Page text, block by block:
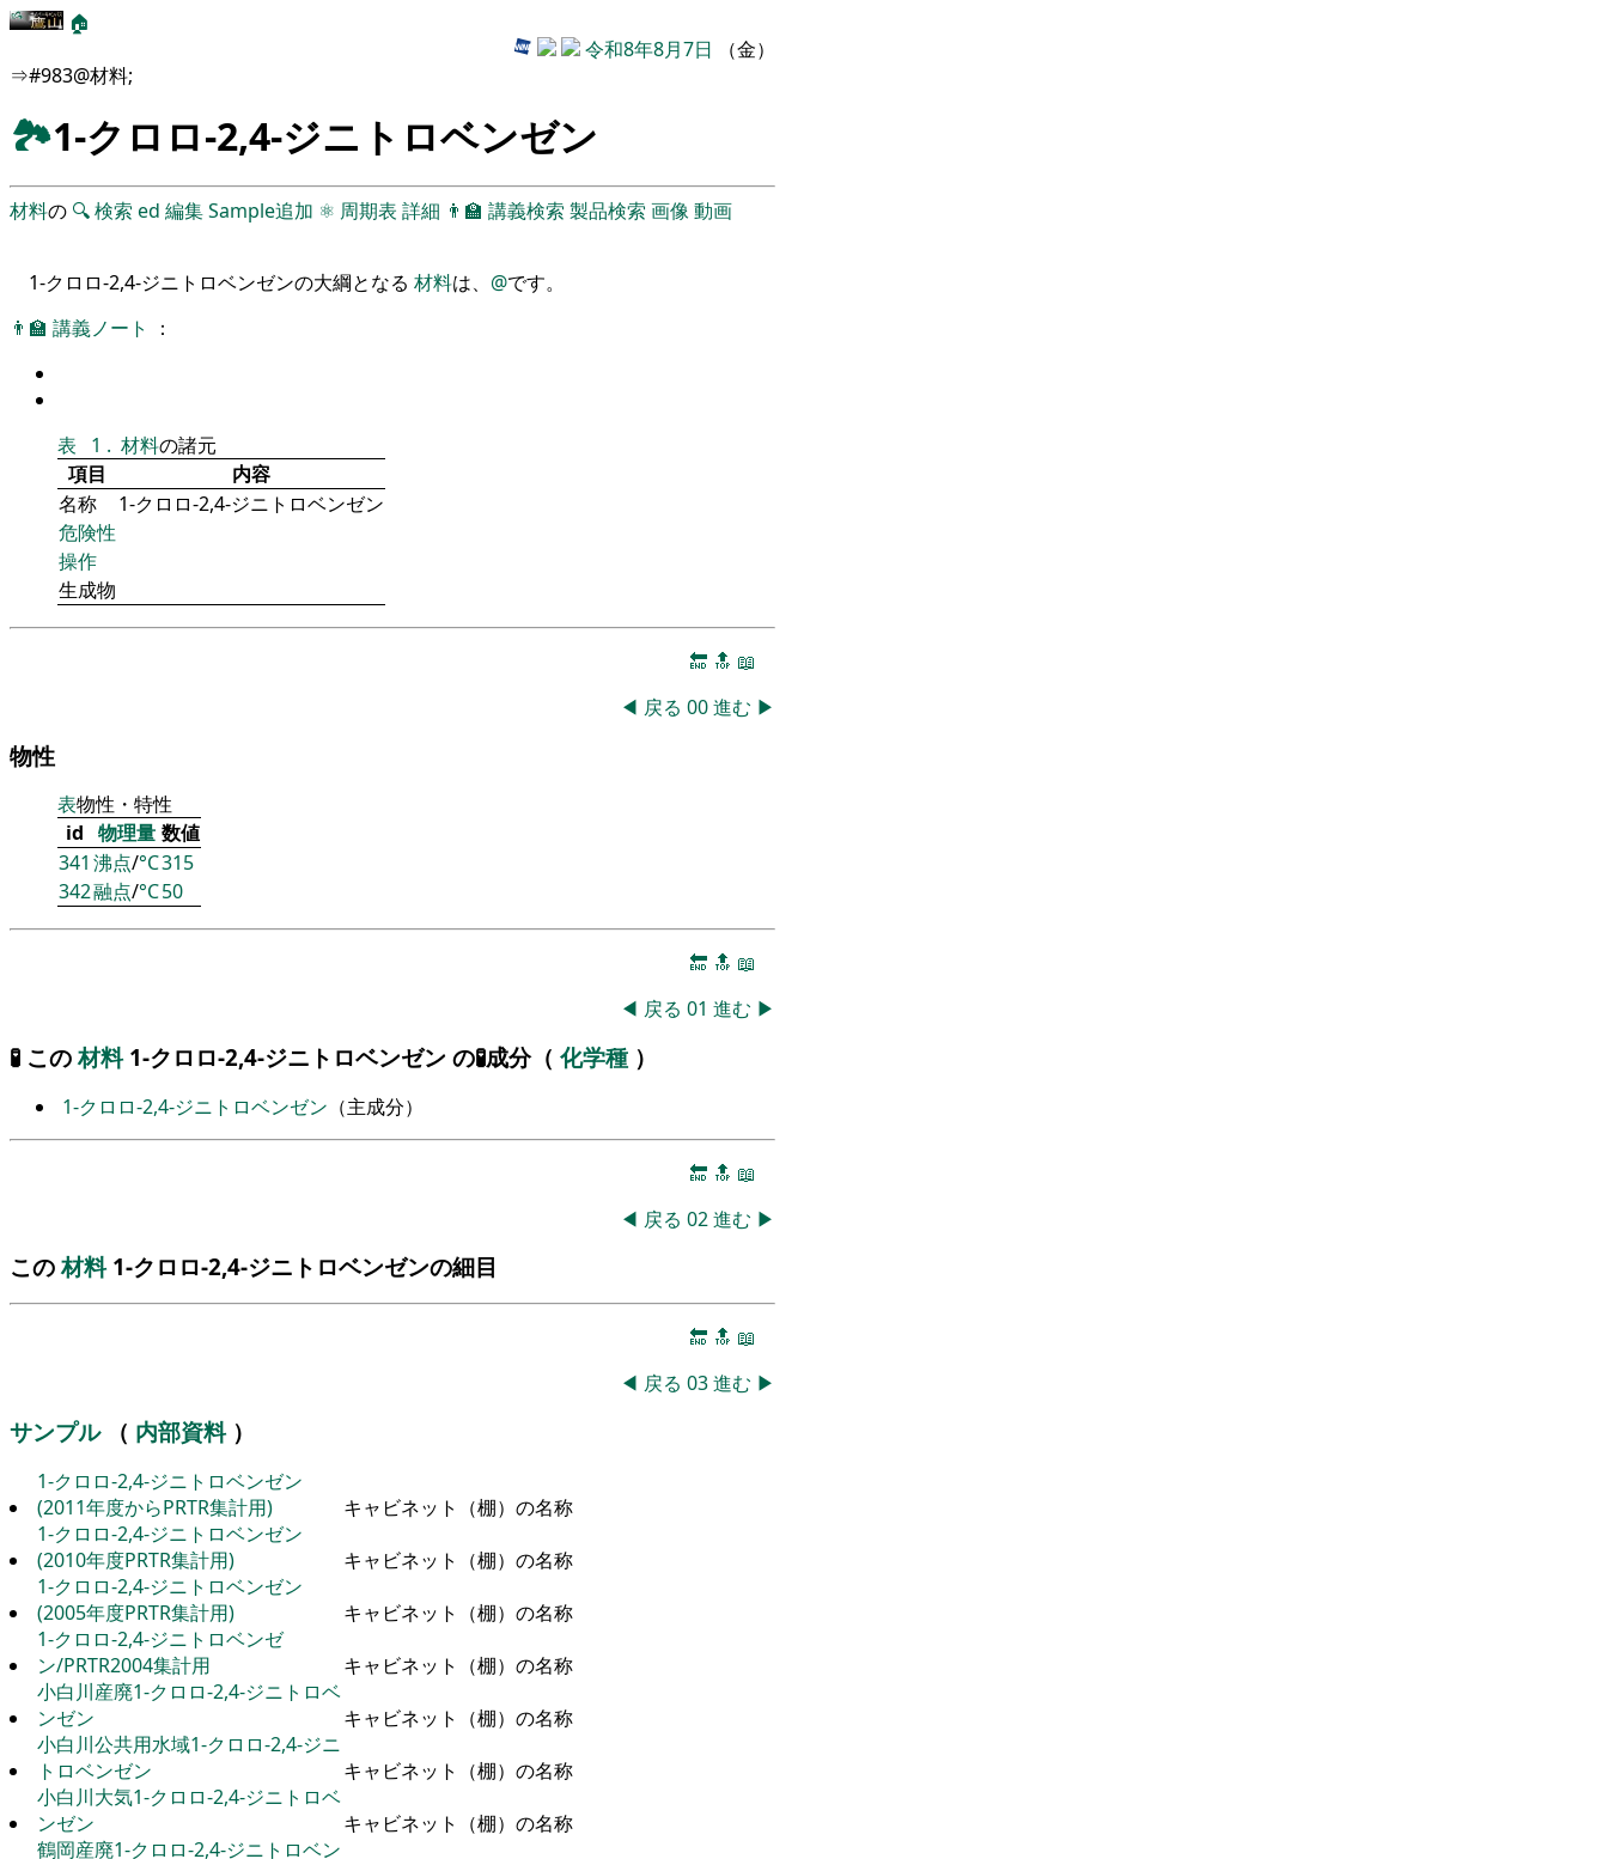
🏠
令和8年8月7日 （金）
⇒#983@材料;
🏞1-クロロ-2,4-ジニトロベンゼン
材料の 🔍検索 ed 編集Sample追加 ⚛ 周期表 詳細 👨‍🏫 講義検索 製品検索 画像動画
1-クロロ-2,4-ジニトロベンゼンの大綱となる 材料は、 @です。
👨‍🏫 講義ノート ：
表 1 . 材料の諸元
項目
内容
名称
1-クロロ-2,4-ジニトロベンゼン
危険性
操作
生成物
🔚 🔝 📖
◀ 戻る 00進む ▶
物性
表物性・特性
id 物理量 数値
341 沸点/°C315
342融点/°C50
🔚 🔝 📖
◀ 戻る 01 進む ▶
🧪 この材料 1-クロロ-2,4-ジニトロベンゼン の🧪成分（ 化学種 ）
1-クロロ-2,4-ジニトロベンゼン （主成分）
🔚 🔝 📖
◀ 戻る 02進む ▶
この材料 1-クロロ-2,4-ジニトロベンゼンの細目
🔚 🔝 📖
◀ 戻る 03進む ▶
サンプル （ 内部資料 ）
1-クロロ-2,4-ジニトロベンゼン
(2011年度からPRTR集計用)
キャビネット（棚）の名称
1-クロロ-2,4-ジニトロベンゼン
(2010年度PRTR集計用)
キャビネット（棚）の名称
1-クロロ-2,4-ジニトロベンゼン
(2005年度PRTR集計用)
キャビネット（棚）の名称
1-クロロ-2,4-ジニトロベンゼ
ン/PRTR2004集計用
キャビネット（棚）の名称
小白川産廃1-クロロ-2,4-ジニトロベ
ンゼン
キャビネット（棚）の名称
小白川公共用水域1-クロロ-2,4-ジニ
トロベンゼン
キャビネット（棚）の名称
小白川大気1-クロロ-2,4-ジニトロベ
ンゼン
キャビネット（棚）の名称
鶴岡産廃1-クロロ-2,4-ジニトロベン